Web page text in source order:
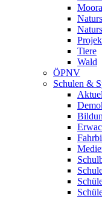
Tiere
Wald
ÖPNV
Schulen &